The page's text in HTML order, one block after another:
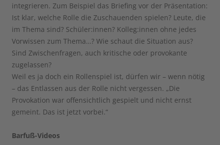
integrieren. Zum Beispiel das Briefing vor der Präsentation:
Ist klar, welche Rolle die Zuschauenden spielen? Leute, die
im Thema sind? Schüler:innen? Kolleg:innen ohne jedes
Vorwissen zum Thema…? Wie schaut die Situation aus?
Sind Zwischenfragen, auch kritische oder provokante
zugelassen?
Weil es ja doch ein Rollenspiel ist, dürfen wir – wenn nötig
– das Entlassen aus der Rolle nicht vergessen. „Die
Provokation war offensichtlich gespielt und nicht ernst
gemeint. Das ist jetzt vorbei.“
Barfuß-Videos